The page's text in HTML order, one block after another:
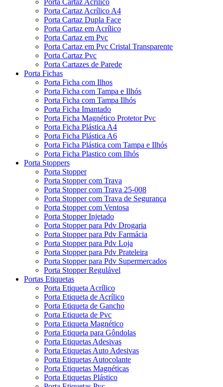
Porta Cartaz Acrílico A4
Porta Cartaz Dupla Face
Porta Cartaz em Acrílico
Porta Cartaz em Pvc
Porta Cartaz em Pvc Cristal Transparente
Porta Cartaz Pvc
Porta Cartazes de Parede
Porta Fichas
Porta Ficha com Ilhos
Porta Ficha com Tampa e Ilhós
Porta Ficha com Tampa Ilhós
Porta Ficha Imantado
Porta Ficha Magnético Protetor Pvc
Porta Ficha Plástica A4
Porta Ficha Plástica A6
Porta Ficha Plástica com Tampa e Ilhós
Porta Ficha Plastico com Ilhós
Porta Stoppers
Porta Stopper
Porta Stopper com Trava
Porta Stopper com Trava 25-008
Porta Stopper com Trava de Segurança
Porta Stopper com Ventosa
Porta Stopper Injetado
Porta Stopper para Pdv Drogaria
Porta Stopper para Pdv Farmácia
Porta Stopper para Pdv Loja
Porta Stopper para Pdv Prateleira
Porta Stopper para Pdv Supermercados
Porta Stopper Regulável
Portas Etiquetas
Porta Etiqueta Acrílico
Porta Etiqueta de Acrílico
Porta Etiqueta de Gancho
Porta Etiqueta de Pvc
Porta Etiqueta Magnético
Porta Etiqueta para Gôndolas
Porta Etiquetas Adesivas
Porta Etiquetas Auto Adesivas
Porta Etiquetas Autocolante
Porta Etiquetas Magnéticas
Porta Etiquetas Plástico